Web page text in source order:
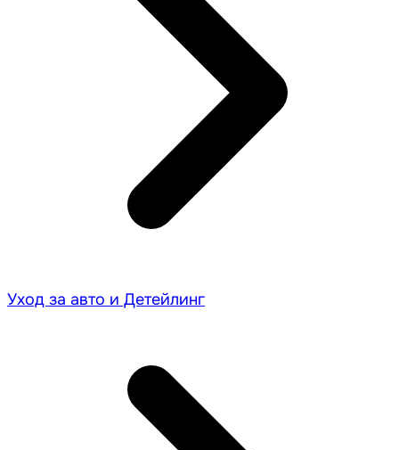
Уход за авто и Детейлинг